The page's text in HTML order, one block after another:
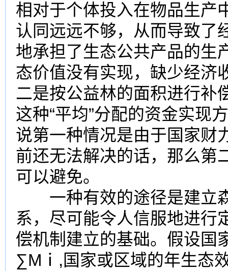
相对于个体投入在物品生产
认同远远不够，从而导致了
地承担了生态公共产品的生
态价值没有实现，缺少经济
二是按公益林的面积进行补
这种“平均”分配的资金实现
说第一种情况是由于国家财
前还无法解决的话，那么第
可以避免。
一种有效的途径是建立
系，尽可能令人信服地进行
偿机制建立的基础。假设国
∑Mⅰ,国家或区域的年生态